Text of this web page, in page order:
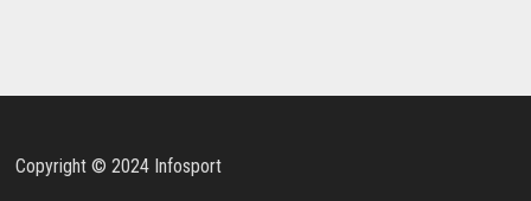
Copyright © 2024 Infosport